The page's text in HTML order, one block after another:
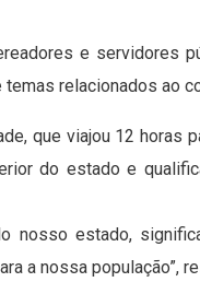
e servidores
relacionados ao
que viajou 12 horas
do estado e
nosso estado,
a nossa população”,